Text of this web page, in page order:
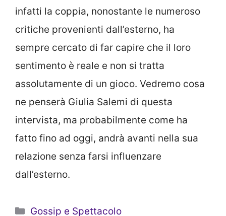
infatti la coppia, nonostante le numeroso
critiche provenienti dall’esterno, ha
sempre cercato di far capire che il loro
sentimento è reale e non si tratta
assolutamente di un gioco. Vedremo cosa
ne penserà Giulia Salemi di questa
intervista, ma probabilmente come ha
fatto fino ad oggi, andrà avanti nella sua
relazione senza farsi influenzare
dall’esterno.
Categorie
Gossip e Spettacolo